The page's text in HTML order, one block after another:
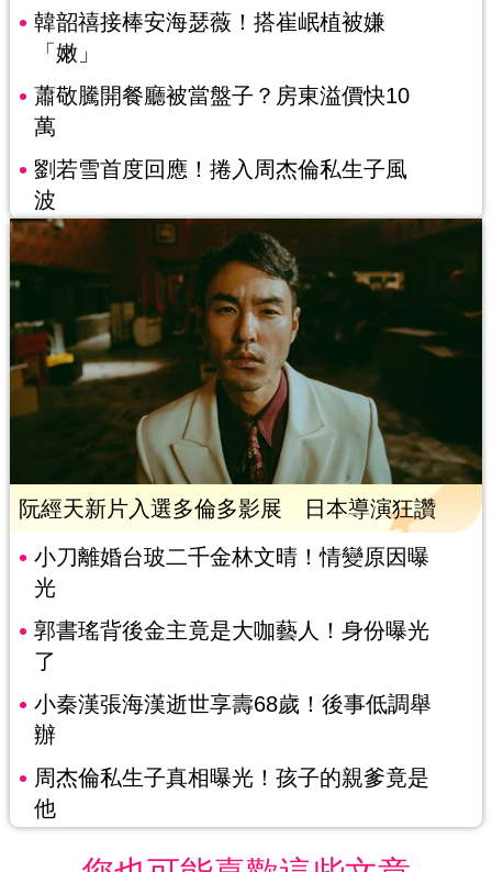
韓韶禧接棒安海瑟薇！搭崔岷植被嫌
「嫩」
蕭敬騰開餐廳被當盤子？房東溢價快10
萬
劉若雪首度回應！捲入周杰倫私生子風
波
阮經天新片入選多倫多影展 日本導演狂讚
小刀離婚台玻二千金林文晴！情變原因曝
光
郭書瑤背後金主竟是大咖藝人！身份曝光
了
小秦漢張海漢逝世享壽68歲！後事低調舉
辦
周杰倫私生子真相曝光！孩子的親爹竟是
他